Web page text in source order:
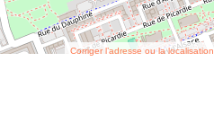
Corriger l’adresse ou la localisation